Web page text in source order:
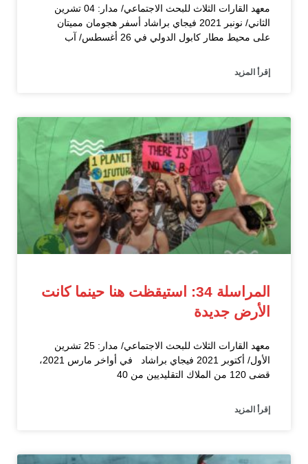
معهد القارات الثلاث للبحث الاجتماعي/ مدار: 04 تشرين
الثاني/ نونبر 2021 فيجاي براشاد أسفر هجومان مميتان
على محيط مطار كابول الدولي في 26 أغسطس/ آب
إقرأ المزيد
المراسلة 34: استيقظت هنا حينما كانت
الأرض جديدة
معهد القارات الثلاث للبحث الاجتماعي/ مدار: 25 تشرين
الأول/ أكتوبر 2021 فيجاي براشاد في أواخر مارس 2021،
قضى 120 من الملاك التقليديين من 40
إقرأ المزيد